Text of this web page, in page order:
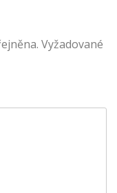
Vyžadované